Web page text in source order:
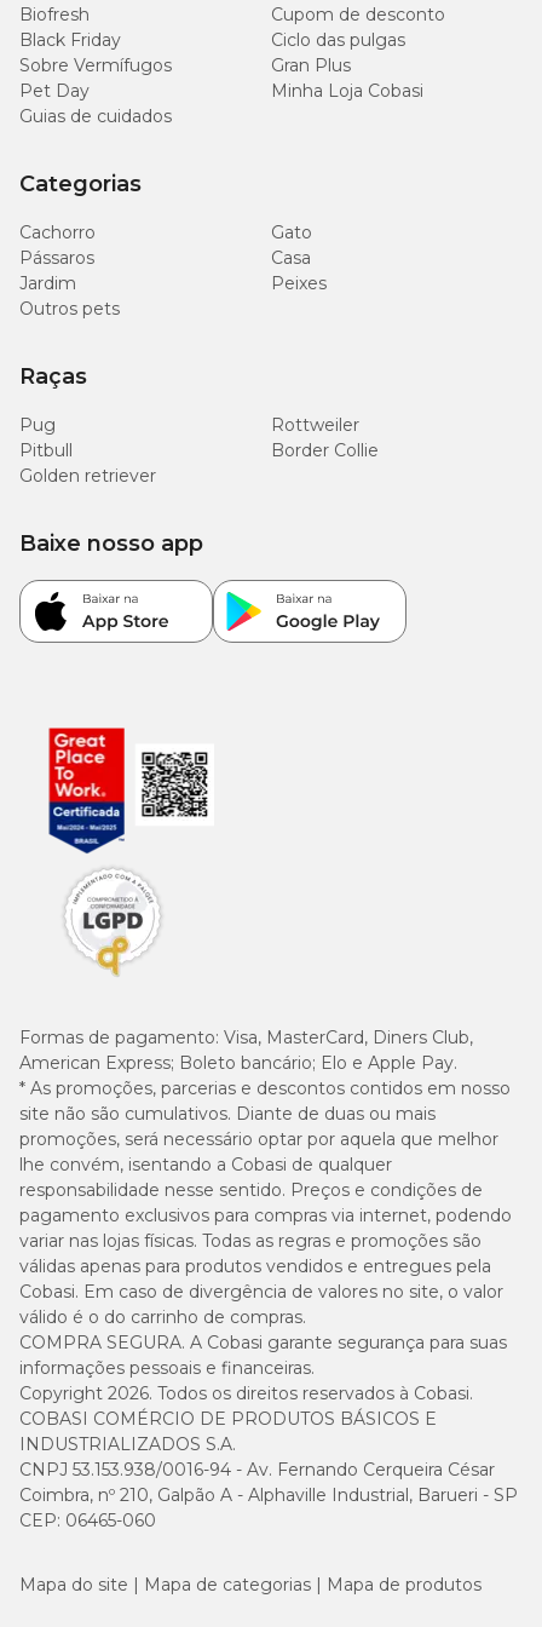
Bolívia, Colômbia, Venezuela e República Dominicana.
Aqui no petshop online da Cobasi, é possível encontrar o
Condroton injetável com preço baixo e condições fáceis. Você
também pode comprar o medicamento em uma de nossas
diversas lojas espalhadas pelo Brasil.
Biofresh
Cupom de desconto
Black Friday
Ciclo das pulgas
Sobre Vermífugos
Gran Plus
Pet Day
Minha Loja Cobasi
Guias de cuidados
Categorias
Cachorro
Gato
Pássaros
Casa
Jardim
Peixes
Outros pets
Raças
Pug
Rottweiler
Pitbull
Border Collie
Golden retriever
Formas de pagamento: Visa, MasterCard, Diners Club,
American Express; Boleto bancário; Elo e Apple Pay.
* As promoções, parcerias e descontos contidos em nosso
site não são cumulativos. Diante de duas ou mais
promoções, será necessário optar por aquela que melhor
lhe convém, isentando a Cobasi de qualquer
responsabilidade nesse sentido. Preços e condições de
pagamento exclusivos para compras via internet, podendo
variar nas lojas físicas. Todas as regras e promoções são
válidas apenas para produtos vendidos e entregues pela
Cobasi. Em caso de divergência de valores no site, o valor
válido é o do carrinho de compras.
COMPRA SEGURA. A Cobasi garante segurança para suas
informações pessoais e financeiras.
Copyright 2026. Todos os direitos reservados à Cobasi.
COBASI COMÉRCIO DE PRODUTOS BÁSICOS E
INDUSTRIALIZADOS S.A.
CNPJ 53.153.938/0016-94 - Av. Fernando Cerqueira César
Coimbra, nº 210, Galpão A - Alphaville Industrial, Barueri - SP
CEP: 06465-060
Baixe nosso app
Mapa do site Mapa de categorias Mapa de produtos